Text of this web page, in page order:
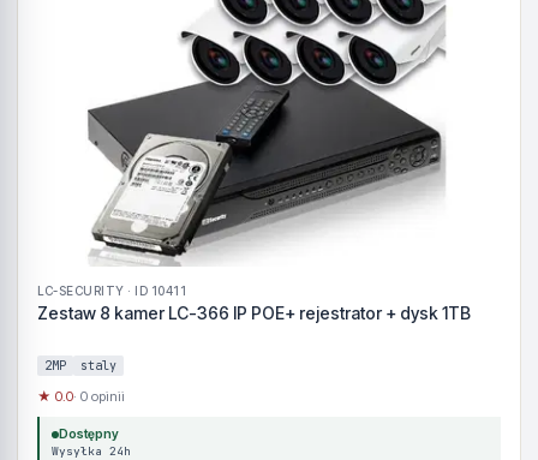
LC-SECURITY · ID 10411
Zestaw 8 kamer LC-366 IP POE+ rejestrator + dysk 1TB
2MP staly
★ 0.0· 0 opinii
Dostępny
Wysyłka 24h